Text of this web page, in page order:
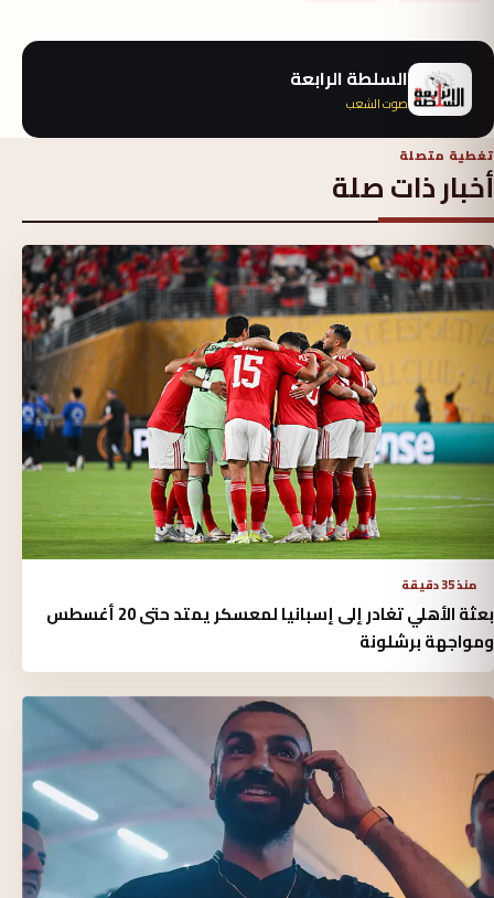
السلطة الرابعة
صوت الشعب
تغطية متصلة
أخبار ذات صلة
منذ 35 دقيقة
بعثة الأهلي تغادر إلى إسبانيا لمعسكر يمتد حتى 20 أغسطس
ومواجهة برشلونة